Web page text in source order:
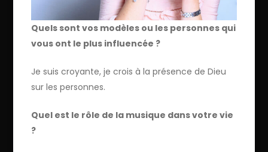
Quels sont vos modèles ou les personnes qui
vous ont le plus influencée ?
Je suis croyante, je crois à la présence de Dieu
sur les personnes.
Quel est le rôle de la musique dans votre vie
?